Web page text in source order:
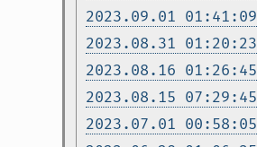
2023.09.01 01:41:09
2023.08.31 01:20:23
2023.08.16 01:26:45
2023.08.15 07:29:45
2023.07.01 00:58:05